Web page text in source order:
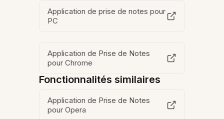
Application de prise de notes pour
PC
Application de Prise de Notes
pour Chrome
Fonctionnalités similaires
Application de Prise de Notes
pour Opera